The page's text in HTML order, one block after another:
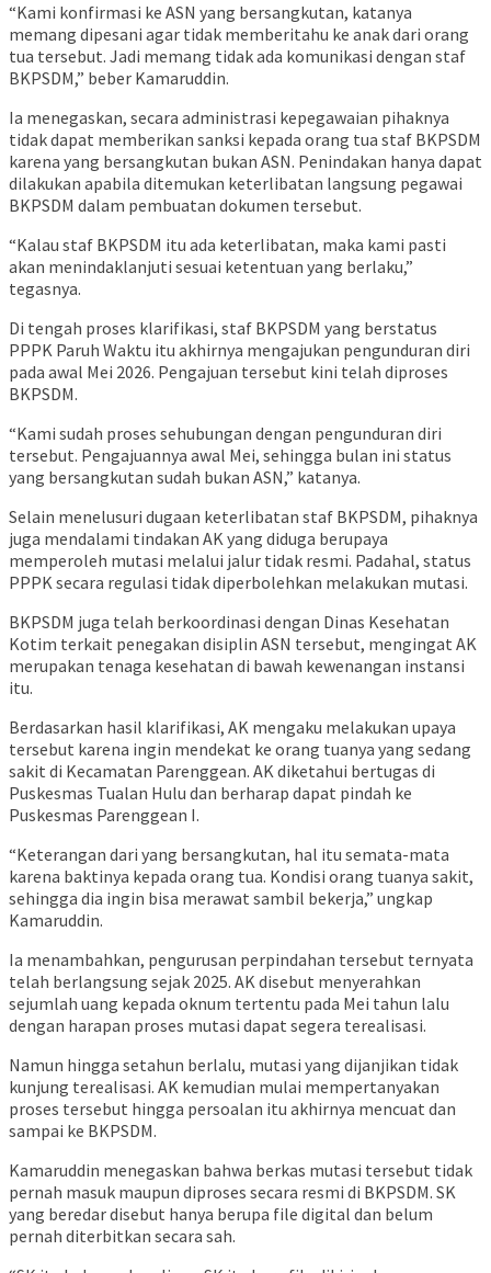
“Kami konfirmasi ke ASN yang bersangkutan, katanya
memang dipesani agar tidak memberitahu ke anak dari orang
tua tersebut. Jadi memang tidak ada komunikasi dengan staf
BKPSDM,” beber Kamaruddin.
Ia menegaskan, secara administrasi kepegawaian pihaknya
tidak dapat memberikan sanksi kepada orang tua staf BKPSDM
karena yang bersangkutan bukan ASN. Penindakan hanya dapat
dilakukan apabila ditemukan keterlibatan langsung pegawai
BKPSDM dalam pembuatan dokumen tersebut.
“Kalau staf BKPSDM itu ada keterlibatan, maka kami pasti
akan menindaklanjuti sesuai ketentuan yang berlaku,”
tegasnya.
Di tengah proses klarifikasi, staf BKPSDM yang berstatus
PPPK Paruh Waktu itu akhirnya mengajukan pengunduran diri
pada awal Mei 2026. Pengajuan tersebut kini telah diproses
BKPSDM.
“Kami sudah proses sehubungan dengan pengunduran diri
tersebut. Pengajuannya awal Mei, sehingga bulan ini status
yang bersangkutan sudah bukan ASN,” katanya.
Selain menelusuri dugaan keterlibatan staf BKPSDM, pihaknya
juga mendalami tindakan AK yang diduga berupaya
memperoleh mutasi melalui jalur tidak resmi. Padahal, status
PPPK secara regulasi tidak diperbolehkan melakukan mutasi.
BKPSDM juga telah berkoordinasi dengan Dinas Kesehatan
Kotim terkait penegakan disiplin ASN tersebut, mengingat AK
merupakan tenaga kesehatan di bawah kewenangan instansi
itu.
Berdasarkan hasil klarifikasi, AK mengaku melakukan upaya
tersebut karena ingin mendekat ke orang tuanya yang sedang
sakit di Kecamatan Parenggean. AK diketahui bertugas di
Puskesmas Tualan Hulu dan berharap dapat pindah ke
Puskesmas Parenggean I.
“Keterangan dari yang bersangkutan, hal itu semata-mata
karena baktinya kepada orang tua. Kondisi orang tuanya sakit,
sehingga dia ingin bisa merawat sambil bekerja,” ungkap
Kamaruddin.
Ia menambahkan, pengurusan perpindahan tersebut ternyata
telah berlangsung sejak 2025. AK disebut menyerahkan
sejumlah uang kepada oknum tertentu pada Mei tahun lalu
dengan harapan proses mutasi dapat segera terealisasi.
Namun hingga setahun berlalu, mutasi yang dijanjikan tidak
kunjung terealisasi. AK kemudian mulai mempertanyakan
proses tersebut hingga persoalan itu akhirnya mencuat dan
sampai ke BKPSDM.
Kamaruddin menegaskan bahwa berkas mutasi tersebut tidak
pernah masuk maupun diproses secara resmi di BKPSDM. SK
yang beredar disebut hanya berupa file digital dan belum
pernah diterbitkan secara sah.